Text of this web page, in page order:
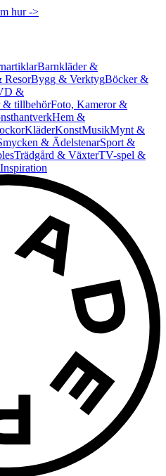
hur ->
Barnkläder &
ResorBygg & VerktygBöcker &
&
& tillbehörFoto, Kameror &
Hem &
KläderKonstMusikMynt &
& ÄdelstenarSport &
Trädgård & VäxterTV-spel &
Inspiration